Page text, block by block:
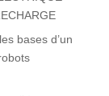
bases d’un